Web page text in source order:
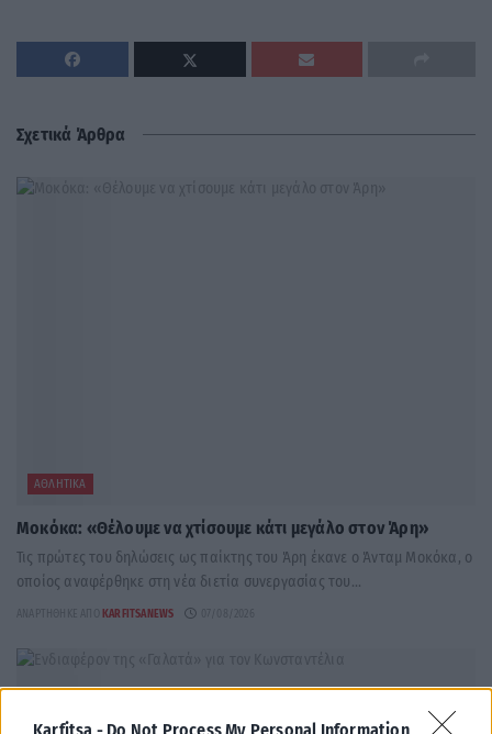
Σχετικά Άρθρα
ΑΘΛΗΤΙΚΆ
Μοκόκα: «Θέλουμε να χτίσουμε κάτι μεγάλο στον Άρη»
Τις πρώτες του δηλώσεις ως παίκτης του Άρη έκανε ο Άνταμ Μοκόκα, ο
οποίος αναφέρθηκε στη νέα διετία συνεργασίας του...
ΑΝΑΡΤΉΘΗΚΕ ΑΠΌ KARFITSANEWS